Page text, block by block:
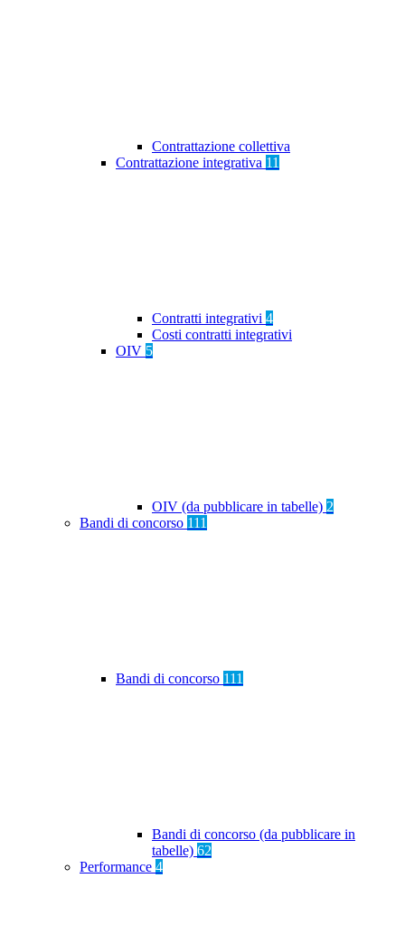
Contrattazione collettiva
Contrattazione integrativa 11
Contratti integrativi 4
Costi contratti integrativi
OIV 5
OIV (da pubblicare in tabelle) 2
Bandi di concorso 111
Bandi di concorso 111
Bandi di concorso (da pubblicare in
tabelle) 62
Performance 4